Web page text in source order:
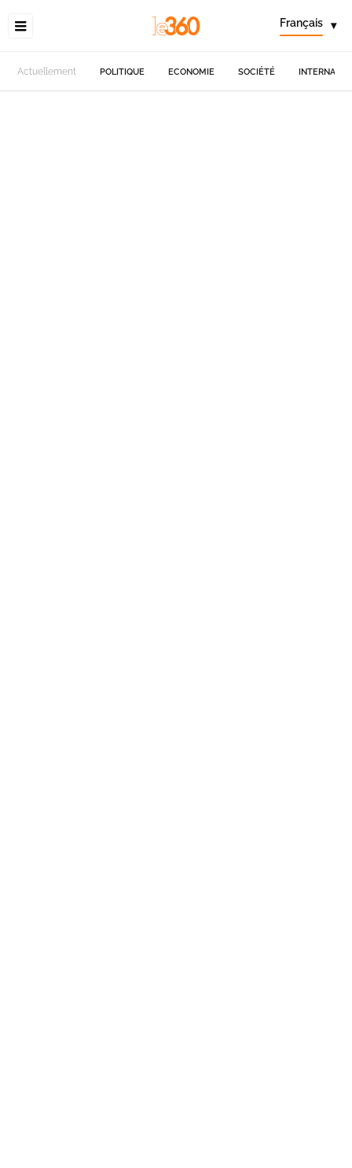
Français ▾
Actuellement POLITIQUE ECONOMIE SOCIÉTÉ